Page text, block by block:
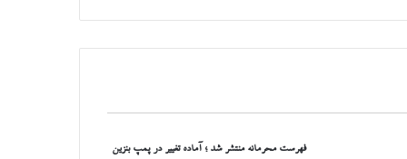
فهرست محرمانه منتشر شد ؛ آماده تغییر در پمپ بنزین